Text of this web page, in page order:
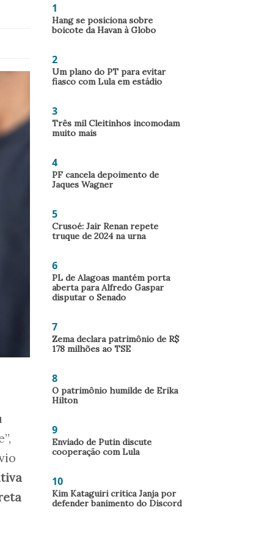
1
Hang se posiciona sobre
boicote da Havan à Globo
2
Um plano do PT para evitar
fiasco com Lula em estádio
3
Três mil Cleitinhos incomodam
muito mais
4
PF cancela depoimento de
Jaques Wagner
5
Crusoé: Jair Renan repete
truque de 2024 na urna
6
PL de Alagoas mantém porta
aberta para Alfredo Gaspar
disputar o Senado
7
Zema declara patrimônio de R$
178 milhões ao TSE
8
O patrimônio humilde de Erika
Hilton
9
Enviado de Putin discute
cooperação com Lula
10
Kim Kataguiri critica Janja por
defender banimento do Discord